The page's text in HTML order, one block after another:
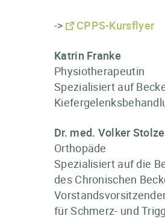
-> CPPS-Kursflyer
Katrin Franke
Physiotherapeutin
Spezialisiert auf
Dr. med. Volker
Orthopäde
Spezialisiert auf die
des Chronischen
für Schmerz- und